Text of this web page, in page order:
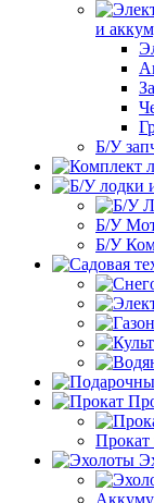
и
Б/У
Б/У
Б/У
Прокат